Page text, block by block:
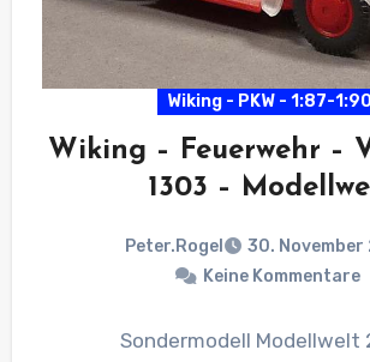
Wiking - PKW - 1:87-1:90
Wiking – Feuerwehr –
1303 –
Peter.Rogel
30. November
Keine Kommentare
Sondermodell Modellwelt